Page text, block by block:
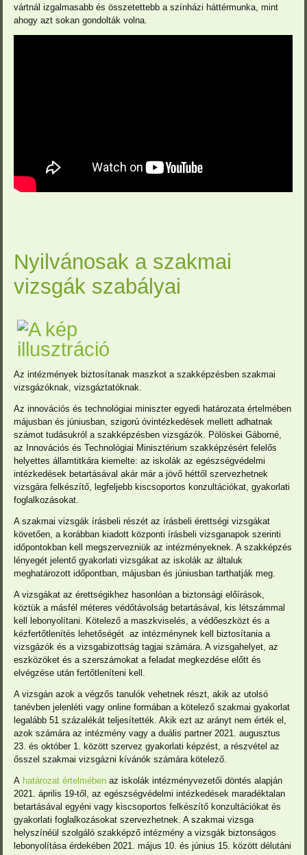
vártnál izgalmasabb és összetettebb a színházi háttérmunka, mint
ahogy azt sokan gondolták volna.
Nyilvánosak a szakmai
vizsgák szabályai
Az intézmények biztosítanak maszkot a szakképzésben szakmai
vizsgázóknak, vizsgáztatóknak.
Az innovációs és technológiai miniszter egyedi határozata értelmében
májusban és júniusban, szigorú óvintézkedések mellett adhatnak
számot tudásukról a szakképzésben vizsgázók. Pölöskei Gáborné,
az Innovációs és Technológiai Minisztérium szakképzésért felelős
helyettes államtitkára kiemelte: az iskolák az egészségvédelmi
intézkedések betartásával akár már a jövő héttől szervezhetnek
vizsgára felkészítő, legfeljebb kiscsoportos konzultációkat, gyakorlati
foglalkozásokat.
A szakmai vizsgák írásbeli részét az írásbeli érettségi vizsgákat
követően, a korábban kiadott központi írásbeli vizsganapok szerinti
időpontokban kell megszervezniük az intézményeknek. A szakképzés
lényegét jelentő gyakorlati vizsgákat az iskolák az általuk
meghatározott időpontban, májusban és júniusban tarthatják meg.
A vizsgákat az érettségikhez hasonlóan a biztonsági előírások,
köztük a másfél méteres védőtávolság betartásával, kis létszámmal
kell lebonyolítani. Kötelező a maszkviselés, a védőeszközt és a
kézfertőtlenítés lehetőségét az intézménynek kell biztosítania a
vizsgázók és a vizsgabizottság tagjai számára. A vizsgahelyet, az
eszközöket és a szerszámokat a feladat megkezdése előtt és
elvégzése után fertőtleníteni kell.
A vizsgán azok a végzős tanulók vehetnek részt, akik az utolsó
tanévben jelenléti vagy online formában a kötelező szakmai gyakorlat
legalább 51 százalékát teljesítették. Akik ezt az arányt nem érték el,
azok számára az intézmény vagy a duális partner 2021. augusztus
23. és október 1. között szervez gyakorlati képzést, a részvétel az
ősszel szakmai vizsgázni kívánók számára kötelező.
A határozat értelmében az iskolák intézményvezetői döntés alapján
2021. április 19-től, az egészségvédelmi intézkedések maradéktalan
betartásával egyéni vagy kiscsoportos felkészítő konzultációkat és
gyakorlati foglalkozásokat szervezhetnek. A szakmai vizsga
helyszínéül szolgáló szakképző intézmény a vizsgák biztonságos
lebonyolítása érdekében 2021. május 10. és június 15. között délutáni